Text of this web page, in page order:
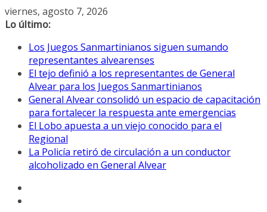
Saltar
al
viernes, agosto 7, 2026
Lo último:
Los Juegos Sanmartinianos siguen sumando
representantes alvearenses
El tejo definió a los representantes de General
Alvear para los Juegos Sanmartinianos
General Alvear consolidó un espacio de capacitación
para fortalecer la respuesta ante emergencias
El Lobo apuesta a un viejo conocido para el
Regional
La Policía retiró de circulación a un conductor
alcoholizado en General Alvear